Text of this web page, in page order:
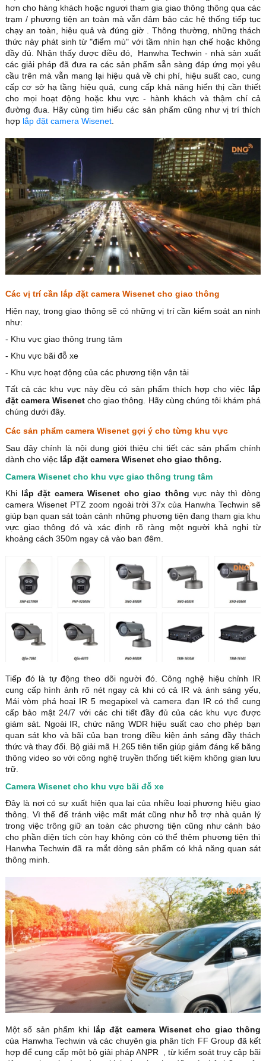
hơn cho hàng khách hoặc ngươi tham gia giao thông thông qua các
trạm / phương tiện an toàn mà vẫn đảm bảo các hệ thống tiếp tục
chạy an toàn, hiệu quả và đúng giờ . Thông thường, những thách
thức này phát sinh từ "điểm mù" với tầm nhìn hạn chế hoặc không
đầy đủ. Nhận thấy được điều đó, Hanwha Techwin - nhà sản xuất
các giải pháp đã đưa ra các sản phẩm sẵn sàng đáp ứng mọi yêu
cầu trên mà vẫn mang lại hiệu quả về chi phí, hiệu suất cao, cung
cấp cơ sở hạ tầng hiệu quả, cung cấp khả năng hiển thị cần thiết
cho mọi hoạt động hoặc khu vực - hành khách và thậm chí cả
đường đua. Hãy cùng tìm hiểu các sản phẩm cũng như vị trí thích
hợp lắp đặt camera Wisenet
Các vị trí cần lắp đặt camera Wisenet cho giao thông
Hiện nay, trong giao thông sẽ có những vị trí cần kiểm soát an ninh
như:
- Khu vực giao thông trung tâm
- Khu vực bãi đỗ xe
- Khu vực hoạt động của các phương tiện vận tải
Tất cả các khu vực này đều có sản phẩm thích hợp cho việc lắp
đặt camera Wisenetcho giao thông. Hãy cùng chúng tôi khám phá
chúng dưới đây.
Các sản phẩm camera Wisenet gợi ý cho từng khu vực
Sau đây chính là nội dung giới thiệu chi tiết các sản phẩm chính
dành cho việc lắp đặt camera Wisenet cho giao thông.
Camera Wisenet cho khu vực giao thông trung tâm
Khi lắp đặt camera Wisenet cho giao thông vực này thì dòng
camera Wisenet PTZ zoom ngoài trời 37x của Hanwha Techwin sẽ
giúp bạn quan sát toàn cảnh những phương tiện đang tham gia khu
vực giao thông đó và xác định rõ ràng một người khả nghi từ
khoảng cách 350m ngay cả vào ban đêm.
Tiếp đó là tự động theo dõi người đó. Công nghệ hiệu chỉnh IR
cung cấp hình ảnh rõ nét ngay cả khi có cả IR và ánh sáng yếu,
Mái vòm phá hoại IR 5 megapixel và camera đạn IR có thể cung
cấp bảo mật 24/7 với các chi tiết đầy đủ của các khu vực được
giám sát. Ngoài IR, chức năng WDR hiệu suất cao cho phép bạn
quan sát kho và bãi của bạn trong điều kiện ánh sáng đầy thách
thức và thay đổi. Bộ giải mã H.265 tiên tiến giúp giảm đáng kể băng
thông video so với công nghệ truyền thống tiết kiệm không gian lưu
trữ.
Camera Wisenet cho khu vực bãi đỗ xe
Đây là nơi có sự xuất hiện qua lại của nhiều loại phương hiệu giao
thông. Vì thế để tránh việc mất mát cũng như hỗ trợ nhà quản lý
trong việc trông giữ an toàn các phương tiện cũng như cảnh báo
cho phần diện tích còn hay không còn có thể thêm phương tiện thì
Hanwha Techwin đã ra mắt dòng sản phẩm có khả năng quan sát
thông minh.
Một số sản phẩm khi lắp đặt camera Wisenet cho giao thông
của Hanwha Techwin và các chuyên gia phân tích FF Group đã kết
hợp để cung cấp một bộ giải pháp ANPR , từ kiểm soát truy cập bãi